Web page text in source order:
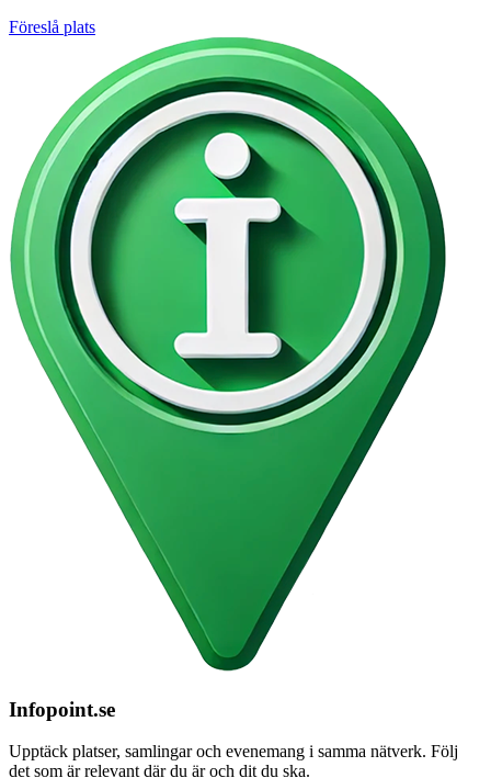
Föreslå plats
Infopoint.se
Upptäck platser, samlingar och evenemang i samma nätverk. Följ
det som är relevant där du är och dit du ska.